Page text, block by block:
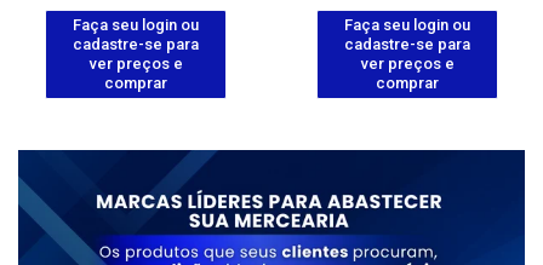
Faça seu login ou
cadastre-se para
ver preços e
comprar
Faça seu login ou
cadastre-se para
ver preços e
comprar